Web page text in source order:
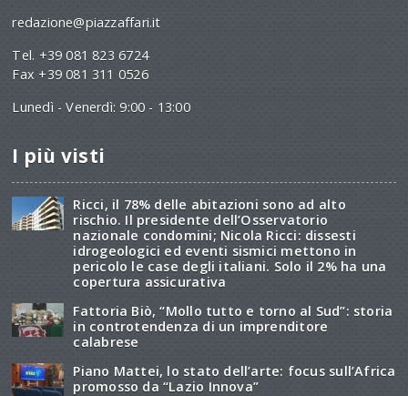
redazione@piazzaffari.it
Tel. +39 081 823 6724
Fax +39 081 311 0526
Lunedì - Venerdì: 9:00 - 13:00
I più visti
Ricci, il 78% delle abitazioni sono ad alto
rischio. Il presidente dell’Osservatorio
nazionale condomini; Nicola Ricci: dissesti
idrogeologici ed eventi sismici mettono in
pericolo le case degli italiani. Solo il 2% ha una
copertura assicurativa
Fattoria Biò, “Mollo tutto e torno al Sud”: storia
in controtendenza di un imprenditore
calabrese
Piano Mattei, lo stato dell’arte: focus sull’Africa
promosso da “Lazio Innova”